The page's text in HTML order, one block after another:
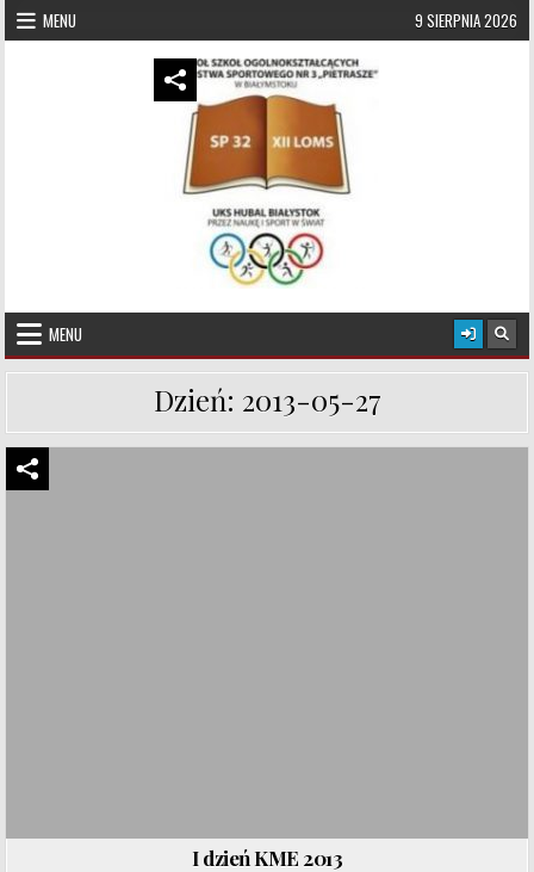
Skip to content
MENU 9 SIERPNIA 2026
UKS Hubal Białystok
MENU
Dzień: 2013-05-27
I dzień KME 2013